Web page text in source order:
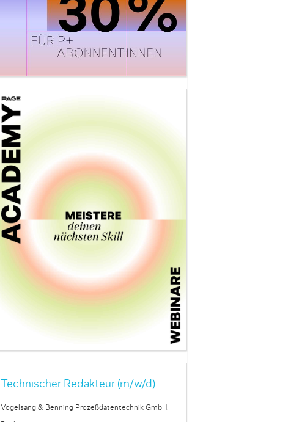
Technischer Redakteur (m/w/d)
Vogelsang & Benning Prozeßdatentechnik GmbH,